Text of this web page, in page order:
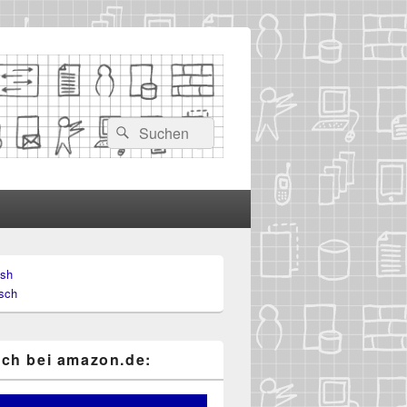
Suchen
nach:
Suchen
bei ama​zon​.de: